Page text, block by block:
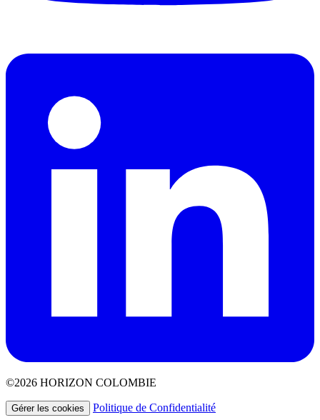
©2026 HORIZON COLOMBIE
Gérer les cookies Politique de Confidentialité